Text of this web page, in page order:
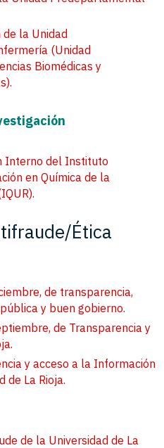
de la Unidad
(Unidad
Biomédicas y
Interno del Instituto
en Química de la
Ética
de transparencia,
y buen gobierno.
de Transparencia y
y acceso a la Información
de La Rioja.
de la Universidad de La